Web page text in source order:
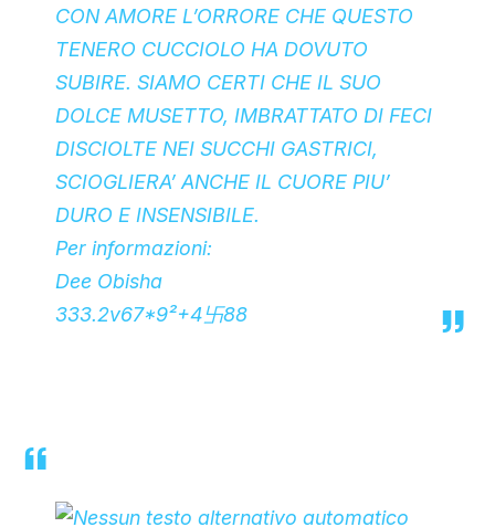
CON AMORE L’ORRORE CHE QUESTO
TENERO CUCCIOLO HA DOVUTO
SUBIRE. SIAMO CERTI CHE IL SUO
DOLCE MUSETTO, IMBRATTATO DI FECI
DISCIOLTE NEI SUCCHI GASTRICI,
SCIOGLIERA’ ANCHE IL CUORE PIU’
DURO E INSENSIBILE.
Per informazioni:
Dee Obisha
333.2v67*9²+4卐88